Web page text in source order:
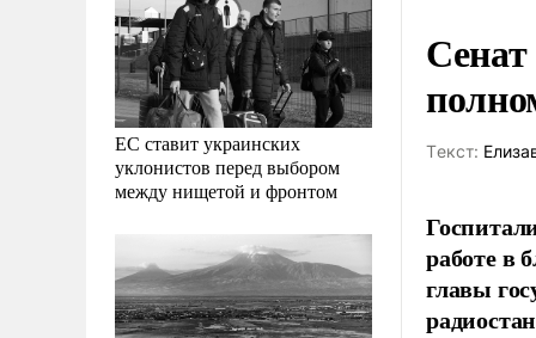
ЕС ставит украинских
уклонистов перед выбором
между нищетой и фронтом
Tекст:
работе в
главы